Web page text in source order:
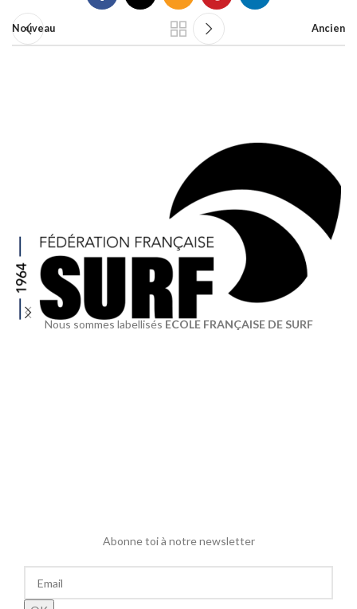
Nouveau Ancien
Nous sommes labellisés ECOLE FRANÇAISE DE SURF
Abonne toi à notre newsletter